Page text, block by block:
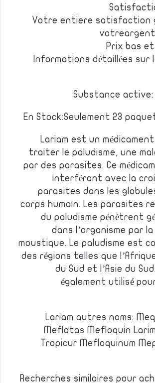
Votre entiere satisfaction
votreargent
Prix bas
Informations détaillées sur
Substance
En Stock:Seulement 23
Lariam est un
traiter le paludisme, une
par des parasites. Ce
interférant avec la
parasites dans les
corps humain. Les parasites
du paludisme pénètrent
dans l’organisme par la
moustique. Le paludisme est
des régions telles que
du Sud et l’Asie du
également utilisé
Lariam autres noms:
Meflotas Mefloquin
Tropicur Mefloquinum
Recherches similaires pour